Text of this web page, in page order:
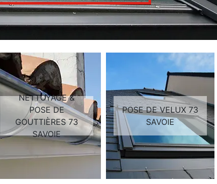
NETTOYAGE &
POSE DE
GOUTTIÈRES 73
SAVOIE
POSE DE VELUX 73
SAVOIE